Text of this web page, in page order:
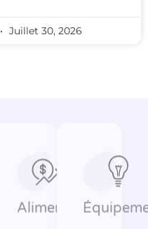
Juillet 30, 2026
Alimentation